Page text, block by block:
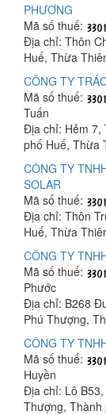
PHƯƠNG
Mã số thuế:
Địa chỉ: Thôn
Huế, Thừa
CÔNG TY
Mã số thuế:
Tuấn
Địa chỉ: Hẻm 7,
phố Huế, Thừa
CÔNG TY
SOLAR
Mã số thuế:
Địa chỉ: Thôn
Huế, Thừa
CÔNG TY
Mã số thuế:
Phước
Địa chỉ: B268
Phú Thượng,
CÔNG TY
Mã số thuế:
Huyền
Địa chỉ: Lô
Thượng, Thành